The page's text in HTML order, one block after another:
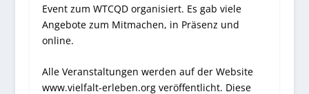
Event zum WTCQD organisiert. Es gab viele
Angebote zum Mitmachen, in Präsenz und
online.
Alle Veranstaltungen werden auf der Website
www.vielfalt-erleben.org veröffentlicht. Diese